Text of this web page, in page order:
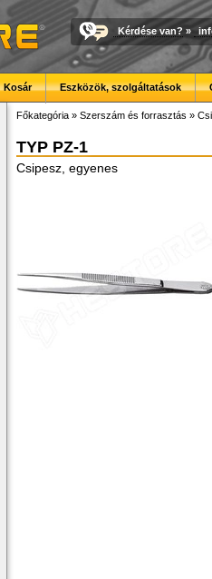
Kérdése van? »
Kosár Eszközök, szolgáltatások
Főkategória » Szerszám és forrasztás »
TYP PZ-1
Csipesz, egyenes